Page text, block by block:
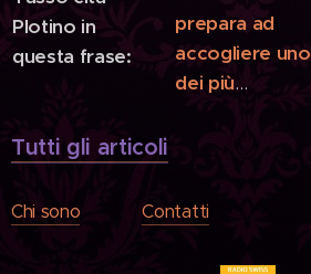
Plotino in
questa frase:
prepara ad
accogliere uno
dei più
moderna: Mike
Dawes.
Tutti gli articoli
Chi sono Contatti